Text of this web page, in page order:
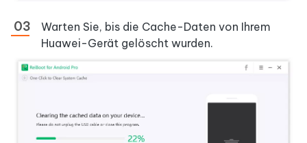
Warten Sie, bis die Cache-Daten von Ihrem
Huawei-Gerät gelöscht wurden.